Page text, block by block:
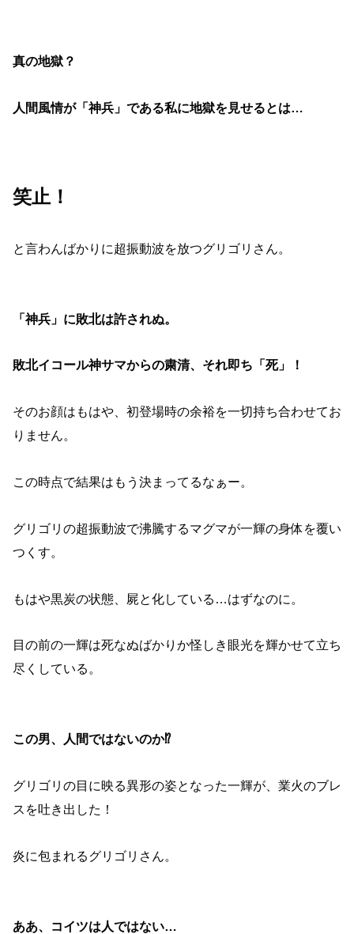
真の地獄？
人間風情が「神兵」である私に地獄を見せるとは…
笑止！
と言わんばかりに超振動波を放つグリゴリさん。
「神兵」に敗北は許されぬ。
敗北イコール神サマからの粛清、それ即ち「死」！
そのお顔はもはや、初登場時の余裕を一切持ち合わせてお
りません。
この時点で結果はもう決まってるなぁー。
グリゴリの超振動波で沸騰するマグマが一輝の身体を覆い
つくす。
もはや黒炭の状態、屍と化している…はずなのに。
目の前の一輝は死なぬばかりか怪しき眼光を輝かせて立ち
尽くしている。
この男、人間ではないのか⁉
グリゴリの目に映る異形の姿となった一輝が、業火のブレ
スを吐き出した！
炎に包まれるグリゴリさん。
ああ、コイツは人ではない…